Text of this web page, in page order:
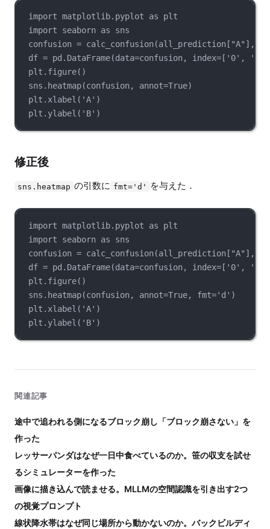
import matplotlib.pyplot as plt
import seaborn as sns
confusion = calc_confusion(all_prediction["A"],
df = pd.DataFrame(data=confusion,
plt.figure()
sns.heatmap(confusion, annot=True)
plt.xlabel('A')
plt.ylabel('B')
修正後
sns.heatmap の引数に fmt='d' を与えた．
import matplotlib.pyplot as plt
import seaborn as sns
confusion = calc_confusion(all_prediction["A"],
df = pd.DataFrame(data=confusion,
plt.figure()
sns.heatmap(confusion, annot=True, fmt='d')
plt.xlabel('A')
plt.ylabel('B')
関連記事
途中で追われる側になるブロック崩し「ブロック崩さない」を
作った
レッサーパンダはなぜ一日中食べているのか。笹の収支を試せ
るシミュレーターを作った
画像に描き込んで読ませる。MLLMの空間認識を引き出す2つ
の視覚プロンプト
線状降水帯はなぜ同じ場所から動かないのか。バックビルディ